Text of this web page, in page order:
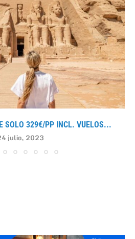
SOLO 329€/PP INCL. VUELOS...
julio, 2023